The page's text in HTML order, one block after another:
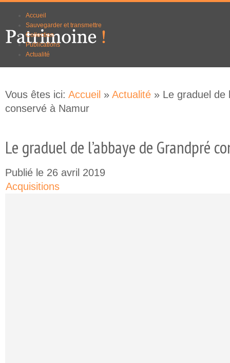
navigationAccueil
Sauvegarder et transmettre
Collection
Publications
Actualité
Vous êtes ici: Accueil » Actualité » Le graduel de
conservé à Namur
Le graduel de l’abbaye de Grandpré
Publié le 26 avril 2019
Acquisitions